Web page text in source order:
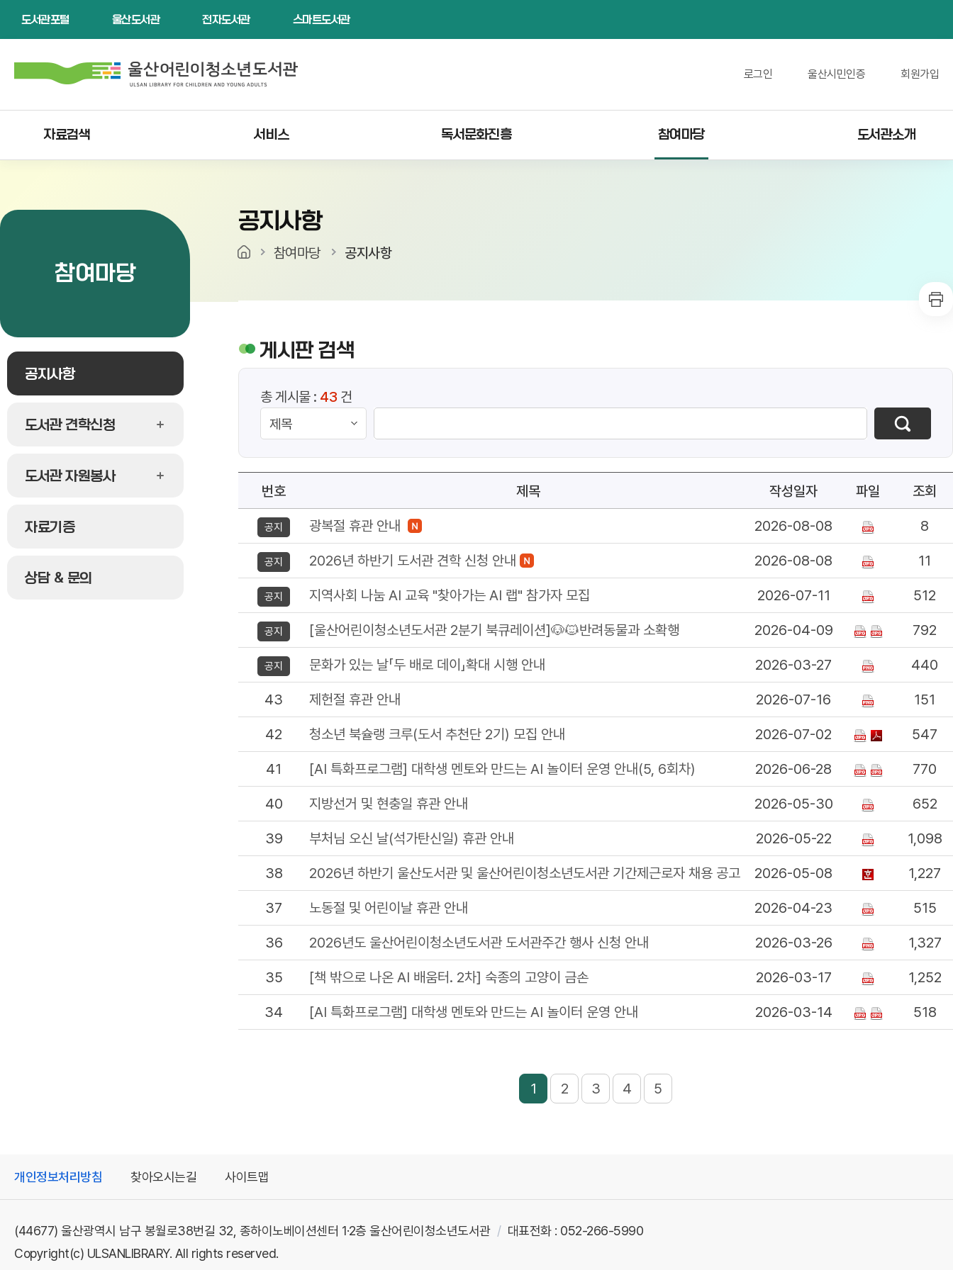
도서관포털 울산도서관 전자도서관 스마트도서관
로그인 울산시민인증 회원가입
자료검색 서비스 독서문화진흥 참여마당 도서관소개
참여마당
공지사항
도서관 견학신청
도서관 자원봉사
자료기증
상담 & 문의
공지사항
참여마당 공지사항
게시판 검색
총 게시물 : 43 건
번호 제목 작성일자 파일 조회
공지 광복절 휴관 안내 2026-08-08 8
공지 2026년 하반기 도서관 견학 신청 안내 2026-08-08 11
공지 지역사회 나눔 AI 교육 "찾아가는 AI 랩" 참가자 모집 2026-07-11 512
공지 [울산어린이청소년도서관 2분기 북큐레이션]🐶🐱반려동물과 소확행 2026-04-09 792
공지 문화가 있는 날「두 배로 데이」확대 시행 안내 2026-03-27 440
43 제헌절 휴관 안내 2026-07-16 151
42 청소년 북슐랭 크루(도서 추천단 2기) 모집 안내 2026-07-02 547
41 [AI 특화프로그램] 대학생 멘토와 만드는 AI 놀이터 운영 안내(5, 6회차) 2026-06-28 770
40 지방선거 및 현충일 휴관 안내 2026-05-30 652
39 부처님 오신 날(석가탄신일) 휴관 안내 2026-05-22 1,098
38 2026년 하반기 울산도서관 및 울산어린이청소년도서관 기간제근로자 채용 공고 2026-05-08 1,227
37 노동절 및 어린이날 휴관 안내 2026-04-23 515
36 2026년도 울산어린이청소년도서관 도서관주간 행사 신청 안내 2026-03-26 1,327
35 [책 밖으로 나온 AI 배움터. 2차] 숙종의 고양이 금손 2026-03-17 1,252
34 [AI 특화프로그램] 대학생 멘토와 만드는 AI 놀이터 운영 안내 2026-03-14 518
1 2 3 4 5
개인정보처리방침 찾아오시는길 사이트맵
(44677) 울산광역시 남구 봉월로38번길 32, 종하이노베이션센터 1·2층 울산어린이청소년도서관
대표전화 : 052-266-5990
Copyright(c) ULSANLIBRARY. All rights reserved.